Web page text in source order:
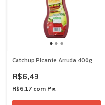
Catchup Picante Arruda 400g
R$6,49
R$6,17 com Pix